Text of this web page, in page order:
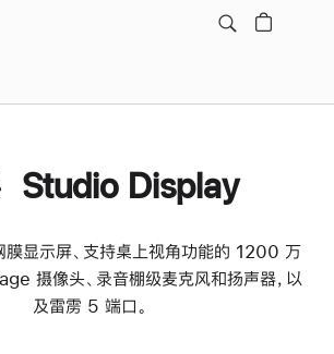
Studio Display
显示屏、支持桌上视角功能的 1200 万
摄像头、录音棚级麦克风和扬声器，以
及雷雳 5 端口。